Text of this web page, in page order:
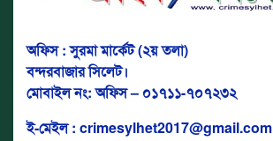
অফিস : সুরমা মার্কেট (২য় তলা)
বন্দরবাজার সিলেট।
মোবাইল নং: অফিস – ০১৭১১-৭০৭২৩২
ই-মেইল : crimesylhet2017@gmail.com